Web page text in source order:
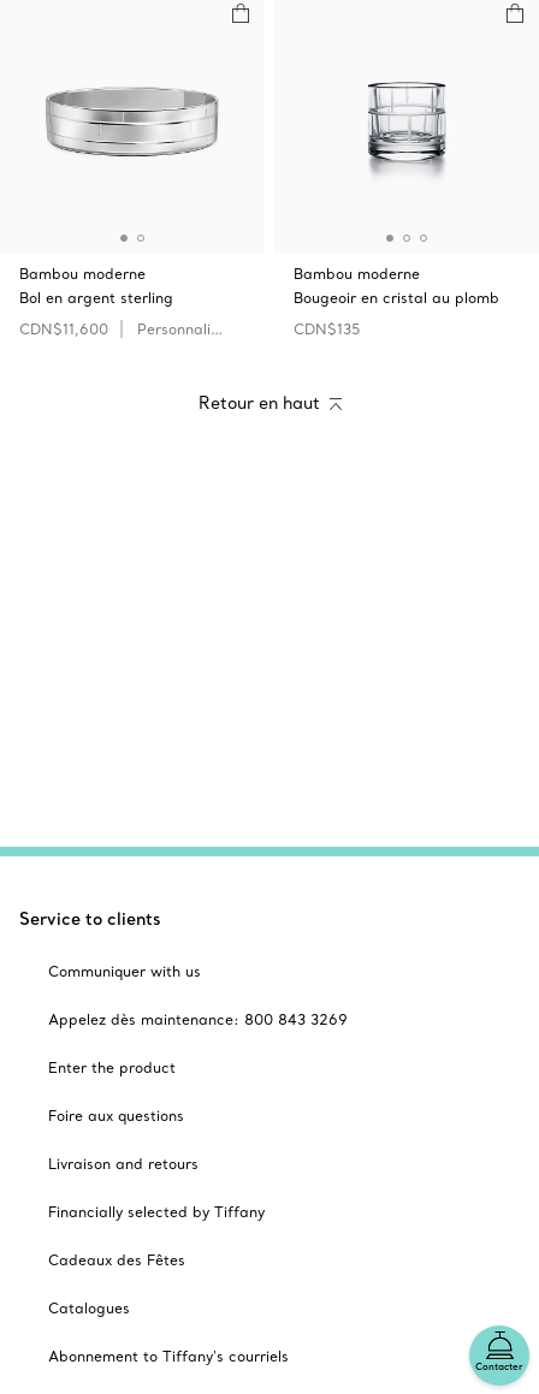
Bambou moderne
Bol en argent sterling
CDN$11,600
Personnaliser
Bambou moderne
Bougeoir en cristal au plomb
CDN$135
Retour en haut
Contacter
Service to clients
Communiquer with us
Appelez dès maintenance: 800 843 3269
Enter the product
Foire aux questions
Livraison and retours
Financially selected by Tiffany
Cadeaux des Fêtes
Catalogues
Abonnement to Tiffany's courriels